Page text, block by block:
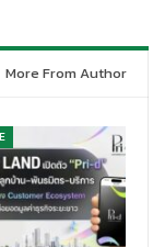
าติที่ได้รับผลกระ
ยืน
More From Author